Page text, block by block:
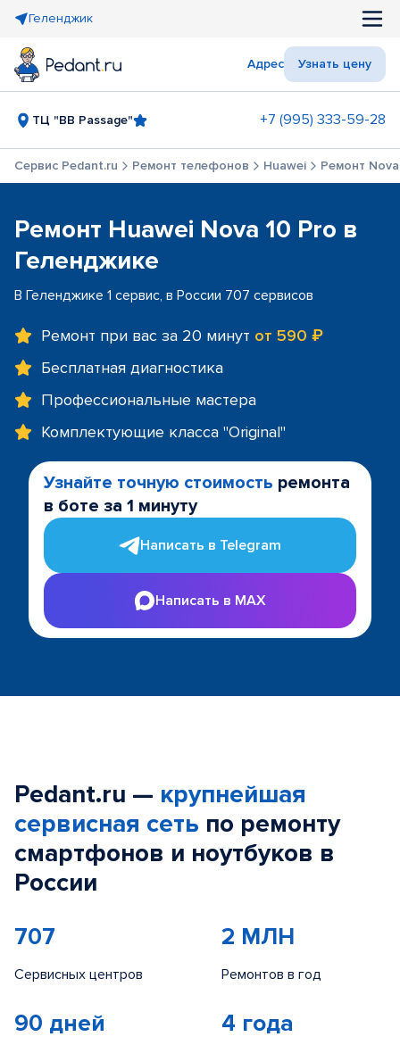
Геленджик
Адрес Узнать цену
ТЦ "BB Passage" +7 (995) 333-59-28
Сервис Pedant.ru Ремонт телефонов Huawei Ремонт
Ремонт Huawei Nova 10 Pro в
Геленджике
В Геленджике 1 сервис, в России 707 сервисов
Ремонт при вас за 20 минут от 590 ₽
Бесплатная диагностика
Профессиональные мастера
Комплектующие класса "Original"
Узнайте точную стоимость ремонта
в боте за 1 минуту
Написать в Telegram
Написать в MAX
Pedant.ru — крупнейшая
сервисная сеть по ремонту
смартфонов и ноутбуков в
России
707
Сервисных центров
2 МЛН
Ремонтов в год
90 дней 4 года